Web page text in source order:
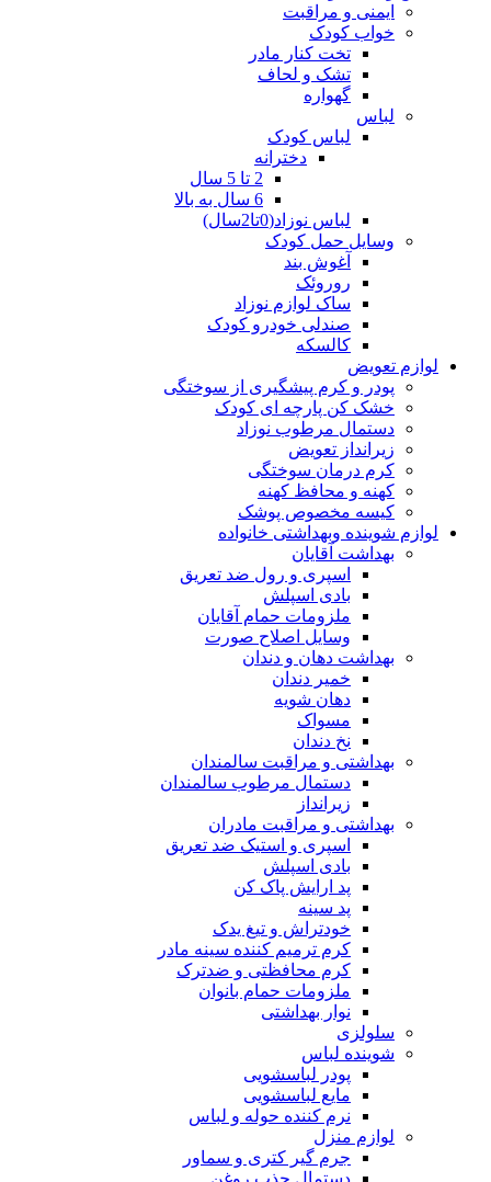
ایمنی و مراقبت
خواب کودک
تخت کنار مادر
تشک و لحاف
گهواره
لباس
لباس کودک
دخترانه
2 تا 5 سال
6 سال به بالا
لباس نوزاد(0تا2سال)
وسایل حمل کودک
آغوش بند
روروئک
ساک لوازم نوزاد
صندلی خودرو کودک
کالسکه
لوازم تعویض
پودر و کرم پیشگیری از سوختگی
خشک کن پارچه ای کودک
دستمال مرطوب نوزاد
زیرانداز تعویض
کرم درمان سوختگی
کهنه و محافظ کهنه
کیسه مخصوص پوشک
لوازم شوینده وبهداشتی خانواده
بهداشت آقایان
اسپری و رول ضد تعریق
بادی اسپلش
ملزومات حمام آقایان
وسایل اصلاح صورت
بهداشت دهان و دندان
خمیر دندان
دهان شویه
مسواک
نخ دندان
بهداشتی و مراقبت سالمندان
دستمال مرطوب سالمندان
زیرانداز
بهداشتی و مراقبت مادران
اسپری و استیک ضد تعریق
بادی اسپلش
پد ارایش پاک کن
پد سینه
خودتراش و تیغ یدک
کرم ترمیم کننده سینه مادر
کرم محافظتی و ضدترک
ملزومات حمام بانوان
نوار بهداشتی
سلولزی
شوینده لباس
پودر لباسشویی
مایع لباسشویی
نرم کننده حوله و لباس
لوازم منزل
جرم گیر کتری و سماور